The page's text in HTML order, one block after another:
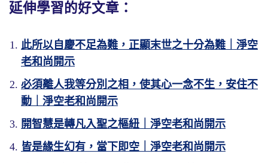
延伸學習的好文章：
此所以自慶不足為難，正顯末世之十分為難｜淨空
老和尚開示
必須離人我等分別之相，使其心一念不生，安住不
動｜淨空老和尚開示
開智慧是轉凡入聖之樞紐｜淨空老和尚開示
皆是緣生幻有，當下即空｜淨空老和尚開示